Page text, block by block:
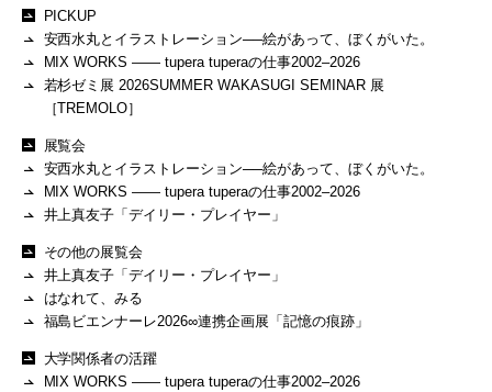
PICKUP
安西水丸とイラストレーション──絵があって、ぼくがいた。
MIX WORKS —— tupera tuperaの仕事2002–2026
若杉ゼミ展 2026SUMMER WAKASUGI SEMINAR 展
［TREMOLO］
展覧会
安西水丸とイラストレーション──絵があって、ぼくがいた。
MIX WORKS —— tupera tuperaの仕事2002–2026
井上真友子「デイリー・プレイヤー」
その他の展覧会
井上真友子「デイリー・プレイヤー」
はなれて、みる
福島ビエンナーレ2026∞連携企画展「記憶の痕跡」
大学関係者の活躍
MIX WORKS —— tupera tuperaの仕事2002–2026